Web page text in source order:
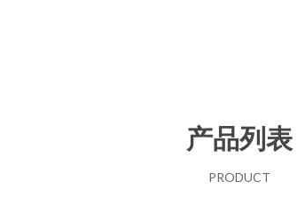
产品列表
PRODUCT